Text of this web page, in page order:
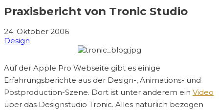
Praxisbericht von Tronic Studio
24. Oktober 2006
Design
Auf der Apple Pro Webseite gibt es einige
Erfahrungsberichte aus der Design-, Animations- und
Postproduction-Szene. Dort ist unter anderem ein Video
über das Designstudio Tronic. Alles natürlich bezogen